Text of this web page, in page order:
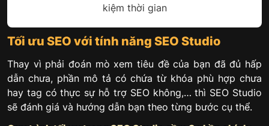
kiệm thời gian
Tối ưu SEO với tính năng SEO Studio
Thay vì phải đoán mò xem tiêu đề của bạn đã đủ hấp
dẫn chưa, phần mô tả có chứa từ khóa phù hợp chưa
hay tag có thực sự hỗ trợ SEO không,… thì SEO Studio
sẽ đánh giá và hướng dẫn bạn theo từng bước cụ thể.